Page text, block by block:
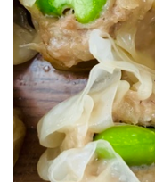
28個のお弁当用のおか